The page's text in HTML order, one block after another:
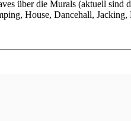
über die Murals (aktuell
House, Dancehall,